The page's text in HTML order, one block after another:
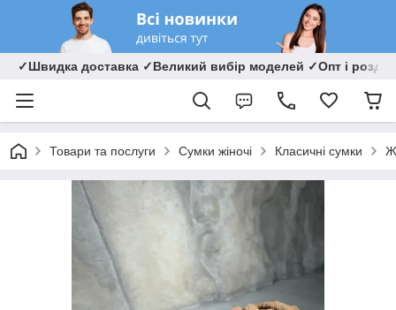
✓Швидка доставка ✓Великий вибір моделей ✓Опт і
Товари та послуги Сумки жіночі Класичні сумки